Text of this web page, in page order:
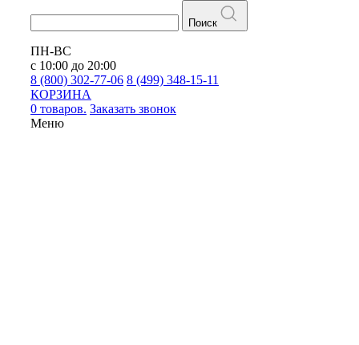
Поиск
ПН-ВС
с 10:00 до 20:00
8 (800) 302-77-06 8 (499) 348-15-11
КОРЗИНА
0 товаров. Заказать звонок
Меню